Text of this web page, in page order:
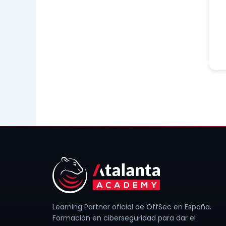
Learning Partner oficial de OffSec en España.
Formación en ciberseguridad para dar el